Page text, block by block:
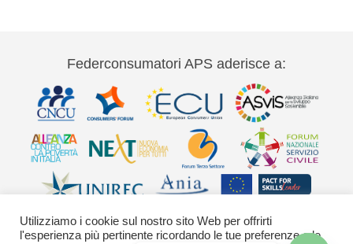
Federconsumatori APS aderisce a:
Utilizziamo i cookie sul nostro sito Web per offrirti
l'esperienza più pertinente ricordando le tue preferenze e le